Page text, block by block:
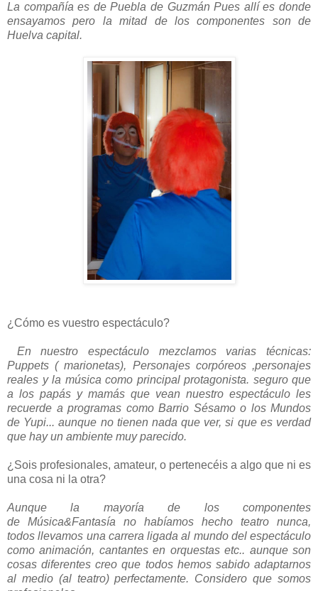
La compañía es de Puebla de Guzmán Pues allí es donde
ensayamos pero la mitad de los componentes son de
Huelva capital.
¿Cómo es vuestro espectáculo?
En nuestro espectáculo mezclamos varias técnicas:
Puppets ( marionetas), Personajes corpóreos ,personajes
reales y la música como principal protagonista. seguro que
a los papás y mamás que vean nuestro espectáculo les
recuerde a programas como Barrio Sésamo o los Mundos
de Yupi... aunque no tienen nada que ver, si que es verdad
que hay un ambiente muy parecido.
¿Sois profesionales, amateur, o pertenecéis a algo que ni es
una cosa ni la otra?
Aunque la mayoría de los componentes
de Música&Fantasía no habíamos hecho teatro nunca,
todos llevamos una carrera ligada al mundo del espectáculo
como animación, cantantes en orquestas etc.. aunque son
cosas diferentes creo que todos hemos sabido adaptarnos
al medio (al teatro) perfectamente. Considero que somos